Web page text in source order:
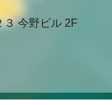
今野ビル 2F